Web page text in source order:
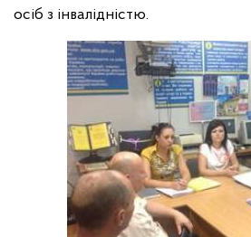
осіб з інвалідністю.